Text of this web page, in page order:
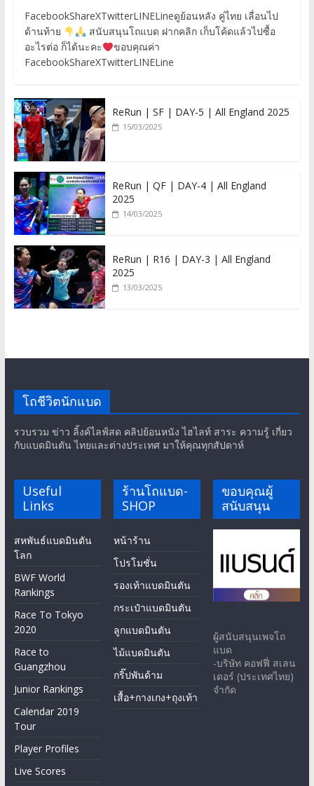
FacebookShareXTwitterLINELineดูย้อนหลัง คู่ไทย เลื่อนไป
ด้านท้าย
สนับสนุนโถแบด ฝากคลิก เก็บโค้ดแล้วไปซื้อ
อะไรต่อ ก็ได้นะคะ
ขอบคุณค่า
FacebookShareXTwitterLINELine
ReRun | SF | DAY-5 | All England 2025
15/03/2025
ReRun | QF | DAY-4 | All England
2025
14/03/2025
ReRun | R16 | DAY-3 | All England
2025
13/03/2025
โถชีวิตนักแบด
รวบรวม ข่าว ลิ้งค์ไลฟ์สด คลิปย้อนหนัง ไฮไลท์ สาระ ความรู้ เกี่ยว
กับแบดมินตัน ไทยและต่างประเทศ มาให้คุณทุกสัปดาห์
Useful
Links
สหพันธ์แบดมินตัน
โลก
BWF World
Rankings
Race To Tokyo
2020
Race to
Guangzhou
Junior Rankings
Calendar 2019
Tour
Player Profiles
Live Scores
ร้านโถแบด-
SHOP
หน้าร้าน
โปรโมชั่น
รองเท้าแบดมินตัน
กระเป๋าแบดมินตัน
ลูกแบดมินตัน
ไม้แบดมินตัน
กริ๊ปพันด้าม
เสื้อ+กางเกง+ถุงเท้า
ขอบคุณผู้
สนับสนุน
ผู้สนับสนุนเพจโถ
แบด
-บริษัท คอฟฟี่ สเลน
เดอร์ (ประเทศไทย)
จำกัด